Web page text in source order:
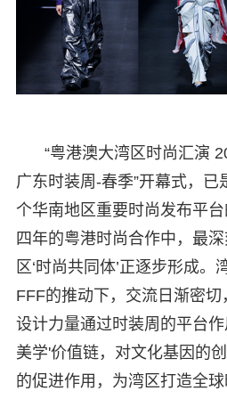
“粤港澳大湾区时尚汇演
广东时装周-春季”开幕式，已
个华南地区重要时尚发布平
四年的粤港时尚合作中，最
区‘时尚共同体’正逐步形成。
FFF的推动下，交流日渐密
设计力量通过时装周的平台
美学'价值链，对文化基因的
的促进作用，为湾区打造全